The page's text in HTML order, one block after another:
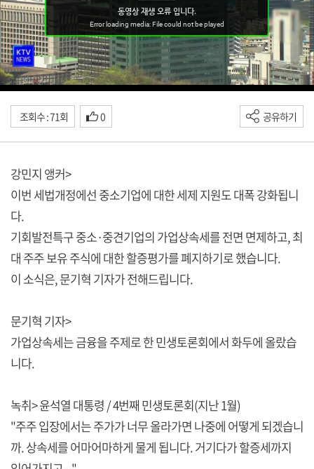
조회수 : 71회 0 공유하기
강민지 앵커>
이번 세법개정에선 중소기업에 대한 세제 지원도 대폭 강화됩니
다.
기회발전특구 중소·중견기업의 가업상속세를 전면 면제하고, 최
대 주주 보유 주식에 대한 할증평가를 폐지하기로 했습니다.
이 소식은, 문기혁 기자가 전해드립니다.
문기혁 기자>
가업상속세는 금융을 주제로 한 민생토론회에서 화두에 올랐습
니다.
녹취> 윤석열 대통령 / 4번째 민생토론회(지난 1월)
"주주 입장에서는 주가가 너무 올라가면 나중에 어떻게 되겠습니
까. 상속세를 어마어마하게 물게 됩니다. 거기다가 할증세까지